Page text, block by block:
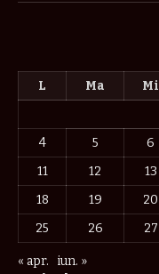
L
Ma Mi
4
5 6
11
12 13
18
19 20
25
26 27
« apr. iun. »